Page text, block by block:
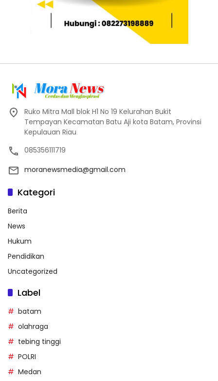
Ruko Mitra Mall blok H1 No 19 Kelurahan Bukit
Tempayan Kecamatan Batu Aji kota Batam, Provinsi
Kepulauan Riau
085356111719
moranewsmedia@gmail.com
Kategori
Berita
News
Hukum
Pendidikan
Uncategorized
Label
batam
olahraga
tebing tinggi
POLRI
Medan